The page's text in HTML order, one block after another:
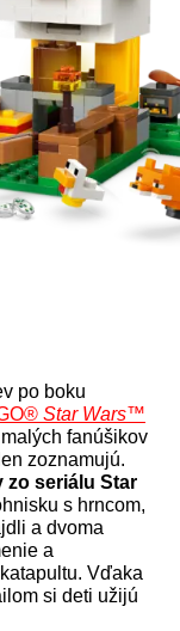
po boku
Star Wars™
fanúšikov
zoznamujú.
seriálu Star
s hrncom,
a dvoma
a
Vďaka
si deti užijú